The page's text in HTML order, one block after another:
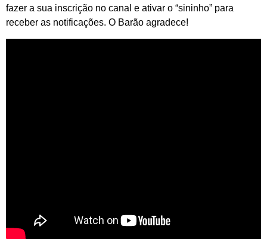
fazer a sua inscrição no canal e ativar o “sininho” para
receber as notificações. O Barão agradece!